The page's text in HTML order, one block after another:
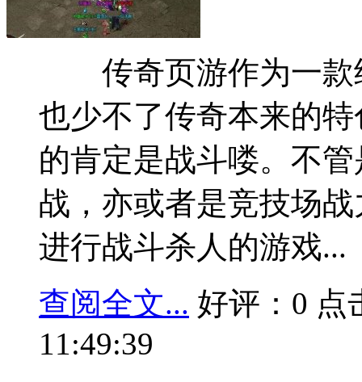
传奇页游作为一款
也少不了传奇本来的
的肯定是战斗喽。不
战，亦或者是竞技场
进行战斗杀人的游戏...
查阅全文... 好评：0 点
11:49:39